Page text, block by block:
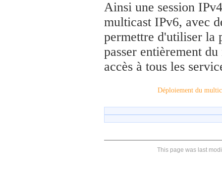
Ainsi une session
multicast IPv6, avec
permettre d'utiliser la
passer entièrement
accès à tous les
Déploiement du
This page was last